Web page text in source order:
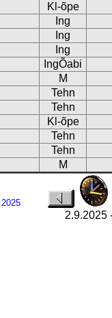
Kl-õpe
Ing
Ing
Ing
IngÕabi
M
Tehn
Tehn
Kl-õpe
Tehn
Tehn
M
2025
2.9.2025